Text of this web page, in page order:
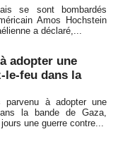
se sont bombardés
Amos Hochstein
a déclaré,...
adopter une
le-feu dans la
parvenu à adopter une
la bande de Gaza,
une guerre contre...